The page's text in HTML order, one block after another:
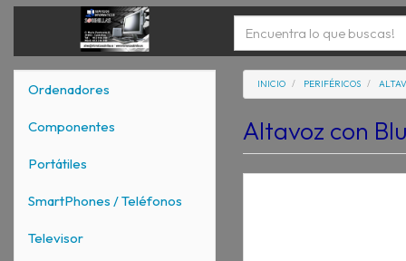
Ordenadores
Componentes
Portátiles
SmartPhones / Teléfonos
Televisor
INICIO PERIFÉRICOS
Altavoz con